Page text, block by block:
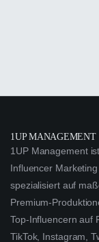
1UP MANAGEMENT
1UP Management
Influencer
spezialisiert auf
Premium-
Top-Influencern auf
TikTok, Instagram,